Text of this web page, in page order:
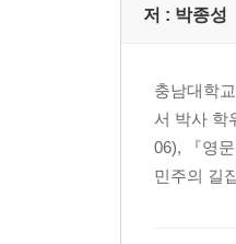
저 : 박종성
충남대학
서 박사 학
06), 『영
민주의 길